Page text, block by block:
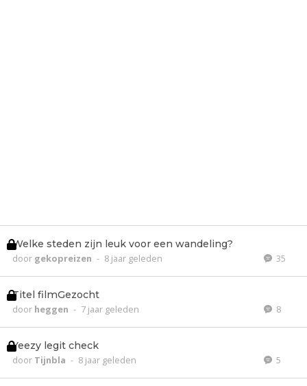
Welke steden zijn leuk voor een wandeling?
door gekopreizen - 8 jaar geleden 35
Titel filmGezocht
door heggen - 7 jaar geleden 8
Yeezy legit check
door Tijnbla - 8 jaar geleden 5